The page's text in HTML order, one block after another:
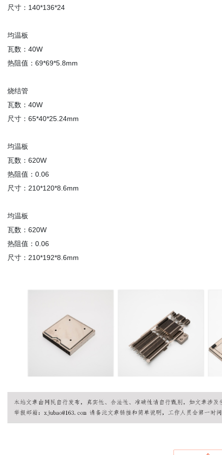
尺寸：140*136*24
均温板
瓦数：40W
热阻值：69*69*5.8mm
烧结管
瓦数：40W
尺寸：65*40*25.24mm
均温板
瓦数：620W
热阻值：0.06
尺寸：210*120*8.6mm
均温板
瓦数：620W
热阻值：0.06
尺寸：210*192*8.6mm